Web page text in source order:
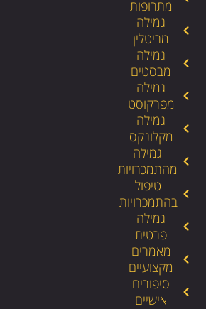
מתרופות
גמילה
מריטלין
גמילה
מבסטים
גמילה
מפרקוסט
גמילה
מקלונקס
גמילה
מהתמכרויות
טיפול
בהתמכרויות
גמילה
פרטית
מאמרים
מקצועיים
סיפורים
אישיים